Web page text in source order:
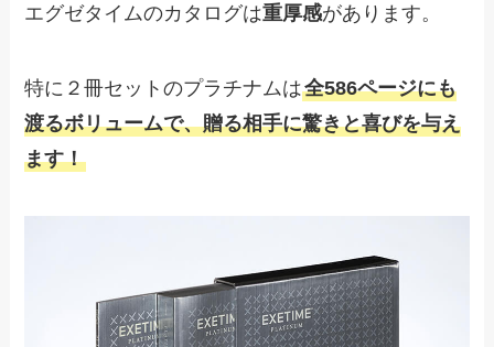
エグゼタイムのカタログは重厚感があります。
特に２冊セットのプラチナムは全586ページにも
渡るボリュームで、贈る相手に驚きと喜びを与え
ます！